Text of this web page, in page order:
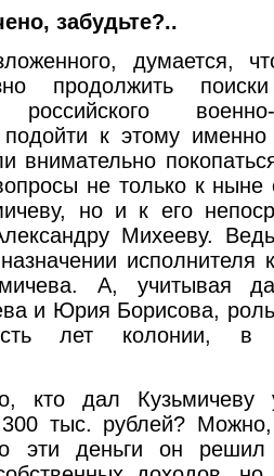
забудьте?..
думается,
продолжить
российского военно-
подойти к этому
внимательно
не только к
но и к его
Михееву.
исполнителя
А, учитывая
и Юрия Борисова,
лет колонии,
кто дал Кузьмичеву
тыс. рублей?
эти деньги он